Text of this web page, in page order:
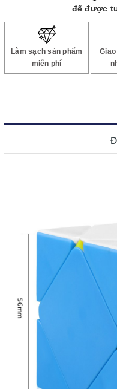
để được
Làm sạch sản phẩm
miễn phí